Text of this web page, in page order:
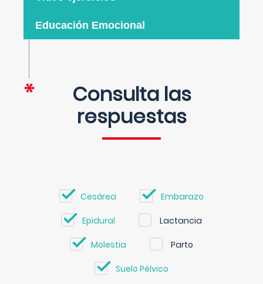
Educación Emocional
Consulta las
respuestas
Cesárea Embarazo
Epidural Lactancia
Molestia Parto
Suelo Pélvico